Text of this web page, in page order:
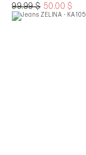
99.99 $ 50.00 $